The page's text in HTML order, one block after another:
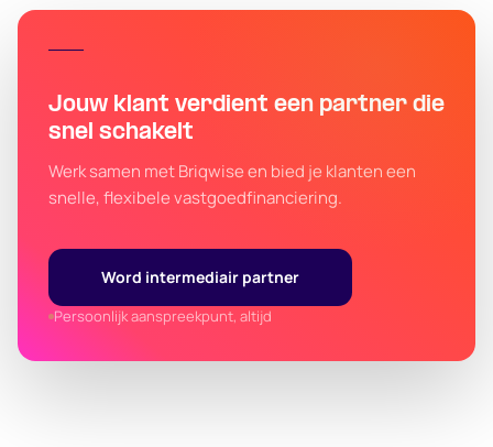
Jouw klant verdient een partner die
snel schakelt
Werk samen met Briqwise en bied je klanten een
snelle, flexibele vastgoedfinanciering.
Word intermediair partner
Persoonlijk aanspreekpunt, altijd